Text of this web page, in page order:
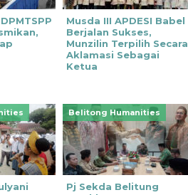
Musda III APDESI Babel
Berjalan Sukses,
Munzilin Terpilih Secara
Aklamasi Sebagai
Ketua
Belitong Humanities
Pj Sekda Belitung